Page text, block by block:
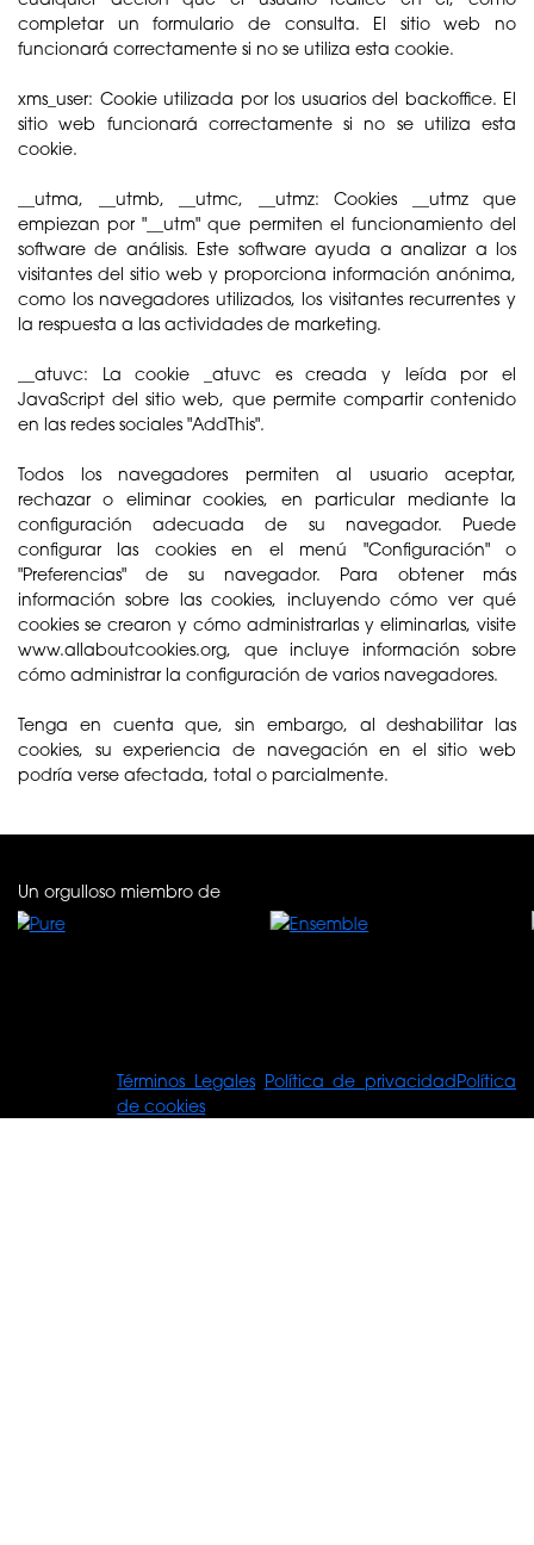
completar un formulario de consulta. El sitio web no
funcionará correctamente si no se utiliza esta cookie.
xms_user: Cookie utilizada por los usuarios del backoffice. El
sitio web funcionará correctamente si no se utiliza esta
cookie.
__utma, __utmb, __utmc, __utmz: Cookies __utmz que
empiezan por "__utm" que permiten el funcionamiento del
software de análisis. Este software ayuda a analizar a los
visitantes del sitio web y proporciona información anónima,
como los navegadores utilizados, los visitantes recurrentes y
la respuesta a las actividades de marketing.
__atuvc: La cookie _atuvc es creada y leída por el
JavaScript del sitio web, que permite compartir contenido
en las redes sociales "AddThis".
Todos los navegadores permiten al usuario aceptar,
rechazar o eliminar cookies, en particular mediante la
configuración adecuada de su navegador. Puede
configurar las cookies en el menú "Configuración" o
"Preferencias" de su navegador. Para obtener más
información sobre las cookies, incluyendo cómo ver qué
cookies se crearon y cómo administrarlas y eliminarlas, visite
www.allaboutcookies.org, que incluye información sobre
cómo administrar la configuración de varios navegadores.
Tenga en cuenta que, sin embargo, al deshabilitar las
cookies, su experiencia de navegación en el sitio web
podría verse afectada, total o parcialmente.
Un orgulloso miembro de
© Tours ForTérminos Legales Política de privacidadPolítica
de cookies